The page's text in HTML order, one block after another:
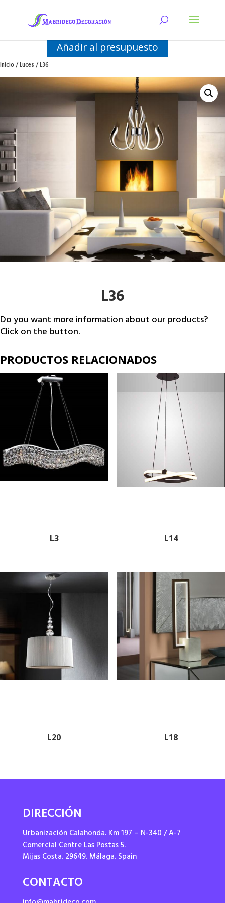
Añadir al presupuesto
Inicio/Luces/ L36
L36
Do you want more information about our products?
Click on the button.
PRODUCTOS RELACIONADOS
L3 L14
L20 L18
DIRECCIÓN
Urbanización Calahonda. Km 197 – N-340 / A-7
Comercial Centre Las Postas 5.
Mijas Costa. 29649. Málaga. Spain
CONTACTO